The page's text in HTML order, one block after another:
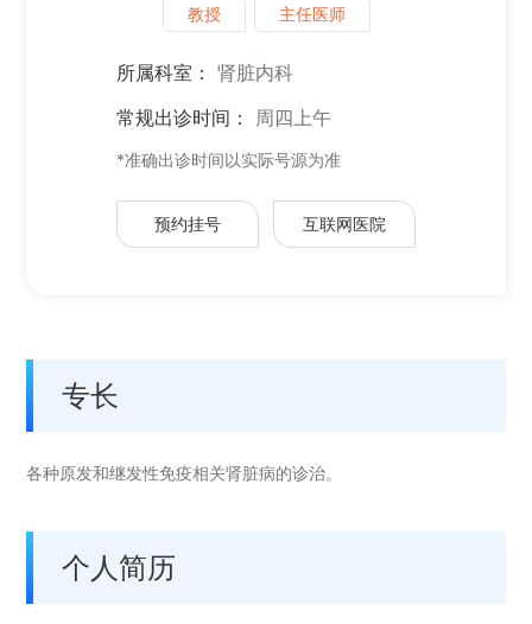
教授 主任医师
所属科室： 肾脏内科
常规出诊时间：
周四上午
*准确出诊时间以实际号源为准
预约挂号 互联网医院
专长
各种原发和继发性免疫相关肾脏病的诊治。
个人简历